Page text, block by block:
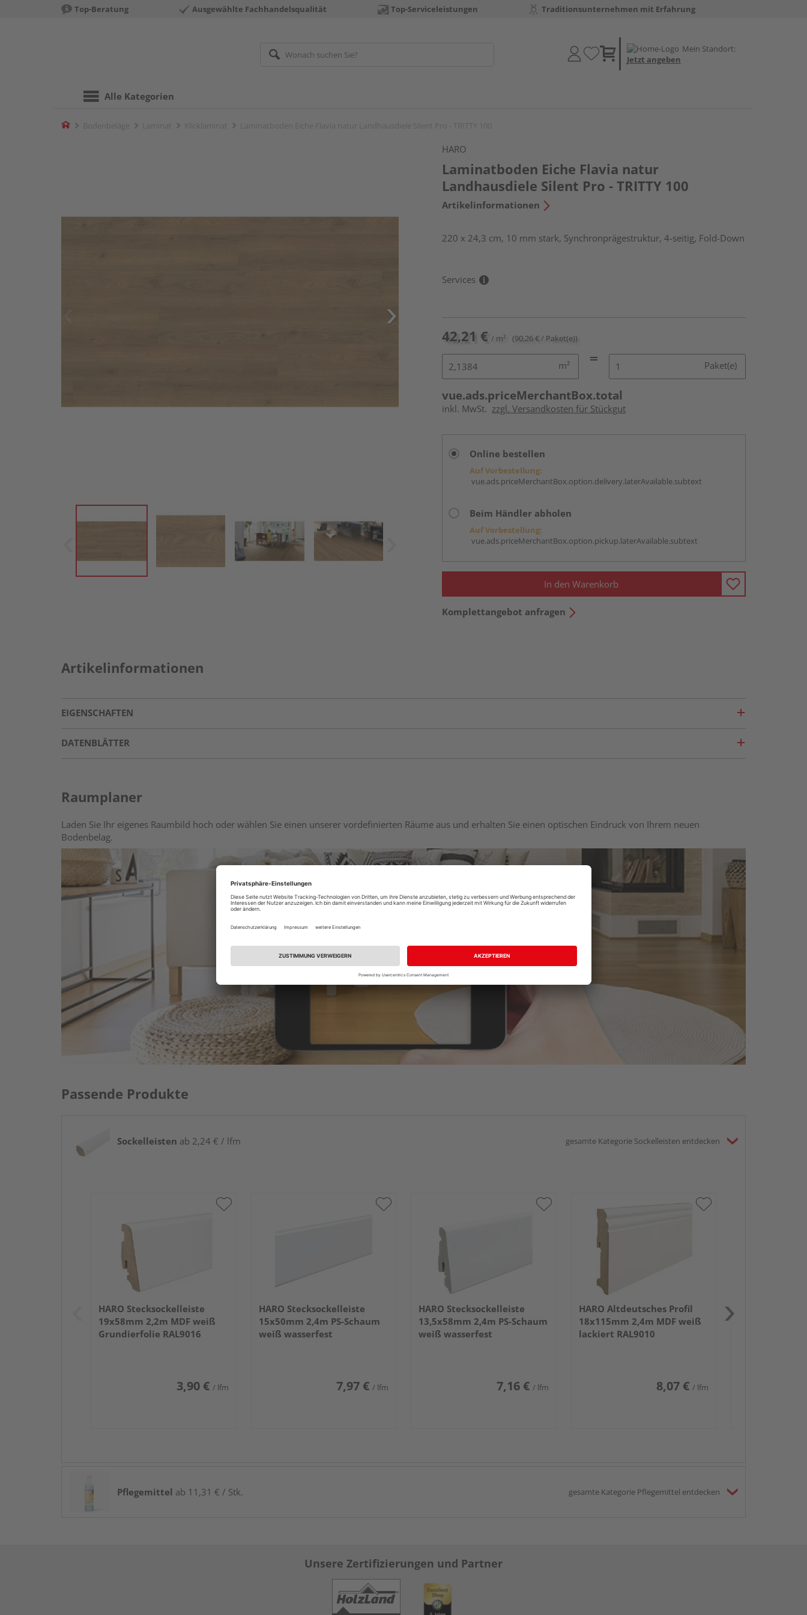
Top-Beratung Ausgewählte Fachhandelsqualität Top-Serviceleistungen Traditionsunternehmen mit Erfahrung
Mein Standort:
Jetzt angeben
Alle Kategorien
Home
HARO
Laminatboden Eiche Flavia natur
Landhausdiele Silent Pro - TRITTY 100
Artikelinformationen
220 x 24,3 cm, 10 mm stark, Synchronprägestruktur, 4-seitig, Fold-Down
Services
42,21 € / m² (90,26 € / Paket(e))
m² Paket(e)
vue.ads.priceMerchantBox.total
inkl. MwSt. zzgl. Versandkosten für Stückgut
Online bestellen
Auf Vorbestellung:
vue.ads.priceMerchantBox.option.delivery.laterAvailable.subtext
Beim Händler abholen
Auf Vorbestellung:
vue.ads.priceMerchantBox.option.pickup.laterAvailable.subtext
In den Warenkorb
Komplettangebot anfragen
Artikelinformationen
EIGENSCHAFTEN
DATENBLÄTTER
Raumplaner
Laden Sie Ihr eigenes Raumbild hoch oder wählen Sie einen unserer vordefinierten Räume aus und erhalten Sie einen optischen Eindruck von Ihrem neuen
Bodenbelag.
Passende Produkte
Sockelleisten ab 2,24 € / lfm gesamte Kategorie Sockelleisten entdecken
HARO Stecksockelleiste
19x58mm 2,2m MDF weiß
Grundierfolie RAL9016
3,90 € / lfm
HARO Stecksockelleiste
15x50mm 2,4m PS-Schaum
weiß wasserfest
7,97 € / lfm
HARO Stecksockelleiste
13,5x58mm 2,4m PS-Schaum
weiß wasserfest
7,16 € / lfm
HARO Altdeutsches Profil
18x115mm 2,4m MDF weiß
lackiert RAL9010
8,07 € / lfm
Pflegemittel ab 11,31 € / Stk. gesamte Kategorie Pflegemittel entdecken
Unsere Zertifizierungen und Partner